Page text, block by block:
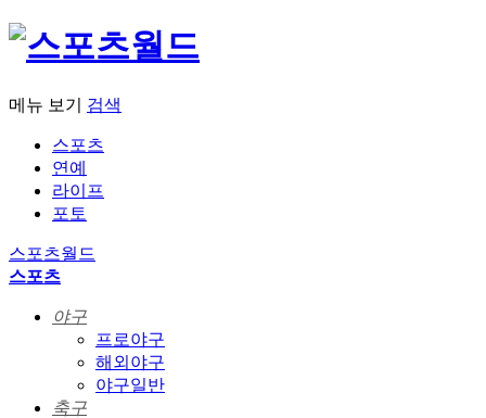
메뉴 보기 검색
스포츠
연예
라이프
포토
스포츠월드
스포츠
야구
프로야구
해외야구
야구일반
축구